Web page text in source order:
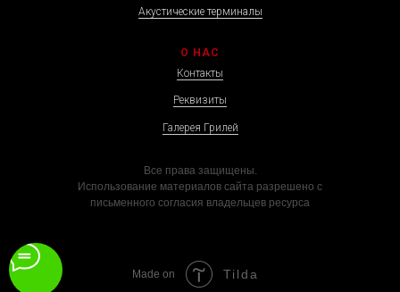
О НАС
Все права защищены.
Использование материалов сайта разрешено с
письменного согласия владельцев ресурса
Контакты
Реквизиты
Галерея Грилей
Акустические терминалы
Made on Tilda